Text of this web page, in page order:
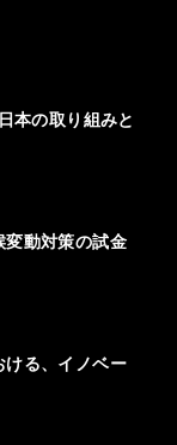
本の取り組みと
変動対策の試金
ける、イノベー